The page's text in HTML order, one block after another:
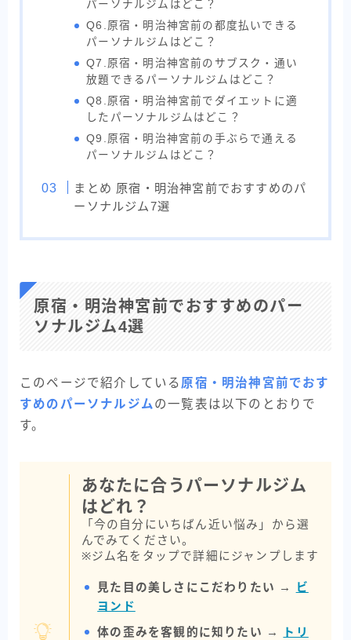
パーソナルジムはどこ？
Q6.原宿・明治神宮前の都度払いできる
パーソナルジムはどこ？
Q7.原宿・明治神宮前のサブスク・通い
放題できるパーソナルジムはどこ？
Q8.原宿・明治神宮前でダイエットに適
したパーソナルジムはどこ？
Q9.原宿・明治神宮前の手ぶらで通える
パーソナルジムはどこ？
まとめ 原宿・明治神宮前でおすすめのパ
ーソナルジム7選
原宿・明治神宮前でおすすめのパー
ソナルジム4選
このページで紹介している 原宿・明治神宮前でおす
すめのパーソナルジム の一覧表は以下のとおりで
す。
あなたに合うパーソナルジム
はどれ？
「今の自分にいちばん近い悩み」から選
んでみてください。
※ジム名をタップで詳細にジャンプします
見た目の美しさにこだわりたい →
ビ
ヨンド
体の歪みを客観的に知りたい →
トリ